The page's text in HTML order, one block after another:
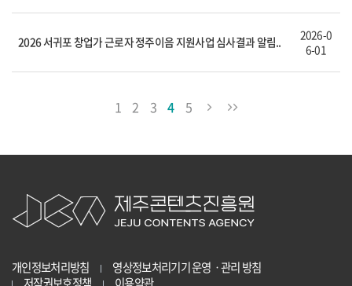
2026 서귀포 창업가 근로자 정주이음 지원사업 심사결과 알림..
2026-0
6-01
1 2 3 4 5
개인정보처리방침
영상정보처리기기 운영ㆍ관리 방침